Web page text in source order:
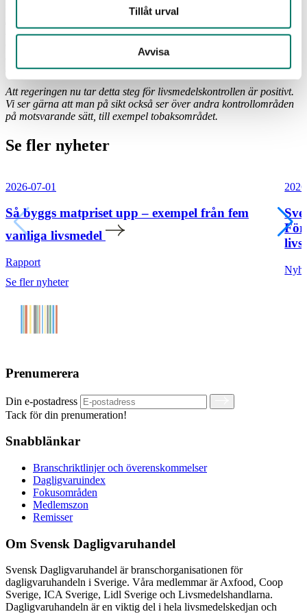
Tillåt urval
Avvisa
transparent avgiftsmodell för att undvika ökade kostnader för
företagen. Vi se en regionaliserad organisation och fysiska
kontrollbesök som standard, samt att principen om
kontroll integreras i den nya organisationen för att skapa
samordningsvinster och förenklingar för dagligvaruföretagen.
Att regeringen nu tar detta steg för livsmedelskontrollen är positivt.
Vi ser gärna att man på sikt också ser över andra kontrollområden
på motsvarande sätt, till exempel tobaksområdet.
Se fler nyheter
2026-07-01
Så byggs matpriset upp – exempel från fem
vanliga livsmedel
Rapport
Se fler nyheter
Prenumerera
Din e-postadress
Tack för din prenumeration!
Snabblänkar
Branschriktlinjer och överenskommelser
Dagligvaruindex
Fokusområden
Medlemszon
Remisser
Om Svensk Dagligvaruhandel
Svensk Dagligvaruhandel är branschorganisationen för
dagligvaruhandeln i Sverige. Våra medlemmar är Axfood, Coop
Sverige, ICA Sverige, Lidl Sverige och Livsmedelshandlarna.
Dagligvaruhandeln är en viktig del i hela livsmedelskedjan och